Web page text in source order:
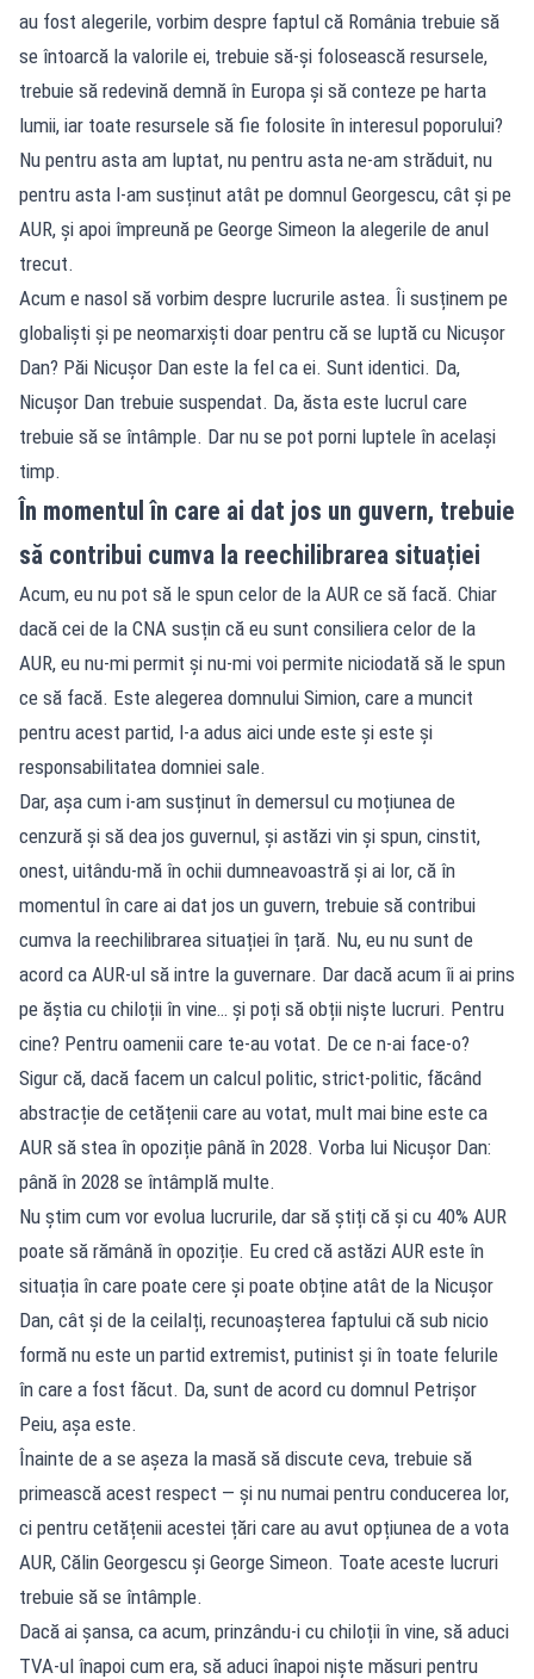
au fost alegerile, vorbim despre faptul că România trebuie să
se întoarcă la valorile ei, trebuie să-și folosească resursele,
trebuie să redevină demnă în Europa și să conteze pe harta
lumii, iar toate resursele să fie folosite în interesul poporului?
Nu pentru asta am luptat, nu pentru asta ne-am străduit, nu
pentru asta l-am susținut atât pe domnul Georgescu, cât și pe
AUR, și apoi împreună pe George Simeon la alegerile de anul
trecut.
Acum e nasol să vorbim despre lucrurile astea. Îi susținem pe
globaliști și pe neomarxiști doar pentru că se luptă cu Nicușor
Dan? Păi Nicușor Dan este la fel ca ei. Sunt identici. Da,
Nicușor Dan trebuie suspendat. Da, ăsta este lucrul care
trebuie să se întâmple. Dar nu se pot porni luptele în același
timp.
În momentul în care ai dat jos un guvern, trebuie
să contribui cumva la reechilibrarea situației
Acum, eu nu pot să le spun celor de la AUR ce să facă. Chiar
dacă cei de la CNA susțin că eu sunt consiliera celor de la
AUR, eu nu-mi permit și nu-mi voi permite niciodată să le spun
ce să facă. Este alegerea domnului Simion, care a muncit
pentru acest partid, l-a adus aici unde este și este și
responsabilitatea domniei sale.
Dar, așa cum i-am susținut în demersul cu moțiunea de
cenzură și să dea jos guvernul, și astăzi vin și spun, cinstit,
onest, uitându-mă în ochii dumneavoastră și ai lor, că în
momentul în care ai dat jos un guvern, trebuie să contribui
cumva la reechilibrarea situației în țară. Nu, eu nu sunt de
acord ca AUR-ul să intre la guvernare. Dar dacă acum îi ai prins
pe ăștia cu chiloții în vine… și poți să obții niște lucruri. Pentru
cine? Pentru oamenii care te-au votat. De ce n-ai face-o?
Sigur că, dacă facem un calcul politic, strict-politic, făcând
abstracție de cetățenii care au votat, mult mai bine este ca
AUR să stea în opoziție până în 2028. Vorba lui Nicușor Dan:
până în 2028 se întâmplă multe.
Nu știm cum vor evolua lucrurile, dar să știți că și cu 40% AUR
poate să rămână în opoziție. Eu cred că astăzi AUR este în
situația în care poate cere și poate obține atât de la Nicușor
Dan, cât și de la ceilalți, recunoașterea faptului că sub nicio
formă nu este un partid extremist, putinist și în toate felurile
în care a fost făcut. Da, sunt de acord cu domnul Petrișor
Peiu, așa este.
Înainte de a se așeza la masă să discute ceva, trebuie să
primească acest respect — și nu numai pentru conducerea lor,
ci pentru cetățenii acestei țări care au avut opțiunea de a vota
AUR, Călin Georgescu și George Simeon. Toate aceste lucruri
trebuie să se întâmple.
Dacă ai șansa, ca acum, prinzându-i cu chiloții în vine, să aduci
TVA-ul înapoi cum era, să aduci înapoi niște măsuri pentru